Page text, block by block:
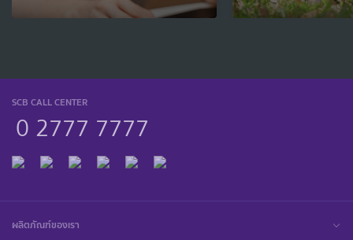
SCB CALL CENTER
0 2777 7777
ผลิตภัณฑ์ของเรา